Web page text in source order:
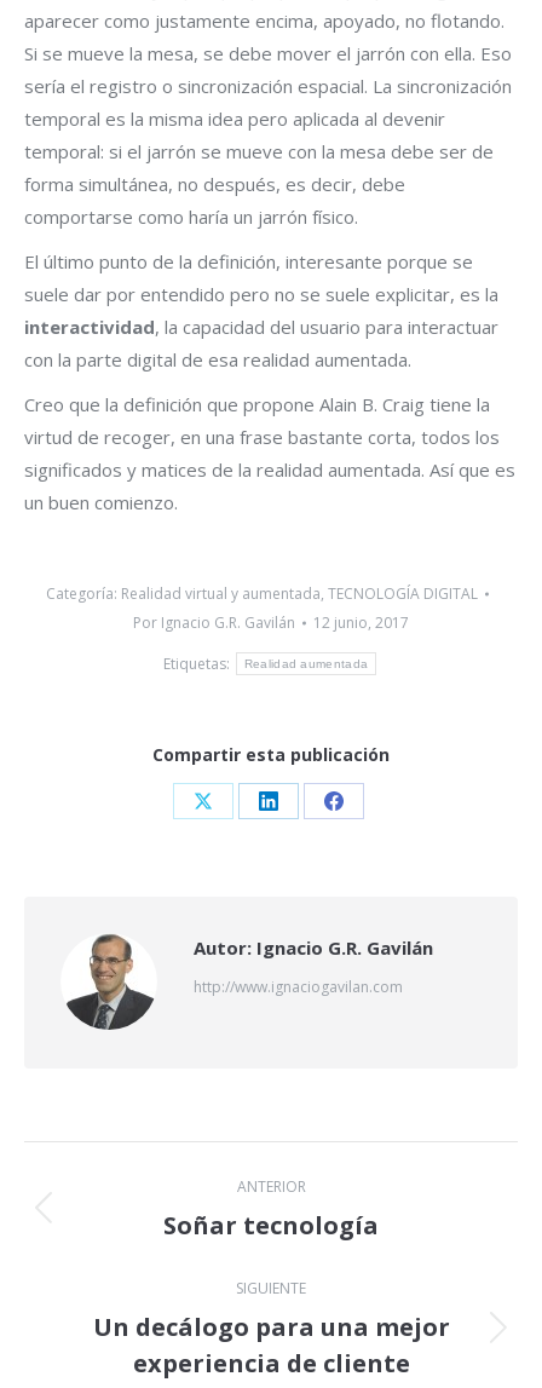
aparecer como justamente encima, apoyado, no flotando.
Si se mueve la mesa, se debe mover el jarrón con ella. Eso
sería el registro o sincronización espacial. La sincronización
temporal es la misma idea pero aplicada al devenir
temporal: si el jarrón se mueve con la mesa debe ser de
forma simultánea, no después, es decir, debe
comportarse como haría un jarrón físico.
El último punto de la definición, interesante porque se
suele dar por entendido pero no se suele explicitar, es la
interactividad, la capacidad del usuario para interactuar
con la parte digital de esa realidad aumentada.
Creo que la definición que propone Alain B. Craig tiene la
virtud de recoger, en una frase bastante corta, todos los
significados y matices de la realidad aumentada. Así que es
un buen comienzo.
Categoría: Realidad virtual y aumentada, TECNOLOGÍA DIGITAL
Por Ignacio G.R. Gavilán
12 junio, 2017
Etiquetas:
Realidad aumentada
Compartir esta publicación
Share Share Share
Autor: Ignacio G.R. Gavilán
http://www.ignaciogavilan.com
Navegación
entre
publicaciones
ANTERIOR
Publicación
Soñar tecnología
SIGUIENTE
Publicación
siguiente:
Un decálogo para una mejor
experiencia de cliente